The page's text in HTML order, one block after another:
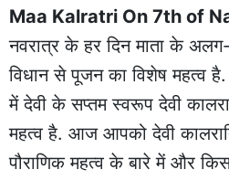
Maa Kalratri On 7th of
नवरात्र के हर दिन माता के
विधान से पूजन का विशेष महत्व है.
में देवी के सप्तम स्वरूप देवी
महत्व है. आज आपको देवी
पौराणिक महत्व के बारे में और